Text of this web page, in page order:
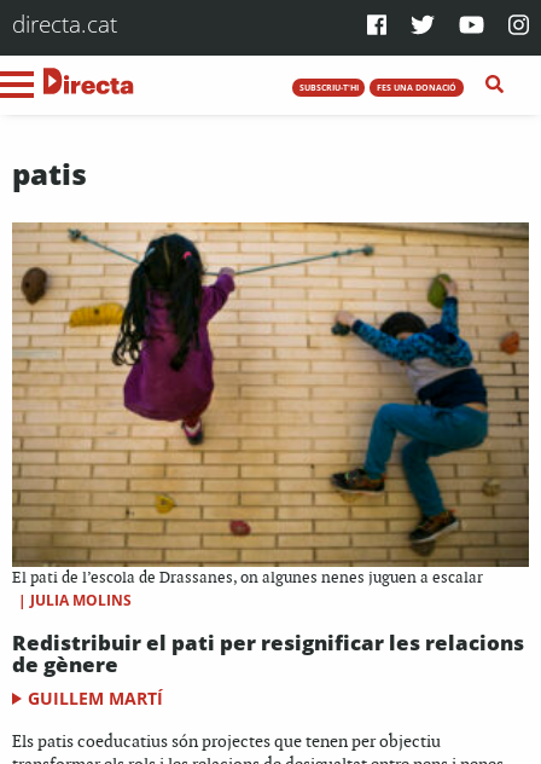
directa.cat
SUBSCRIU-T'HI FES UNA DONACIÓ
patis
El pati de l’escola de Drassanes, on algunes nenes juguen a escalar
| JULIA MOLINS
Redistribuir el pati per resignificar les relacions
de gènere
GUILLEM MARTÍ
Els patis coeducatius són projectes que tenen per objectiu